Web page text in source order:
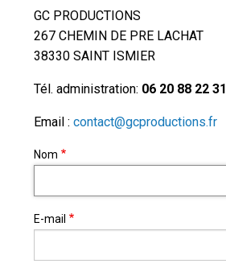
GC PRODUCTIONS
267 CHEMIN DE PRE LACHAT
38330 SAINT ISMIER
Tél. administration: 06 20 88 22 31
Email : contact@gcproductions.fr
Nom
E-mail